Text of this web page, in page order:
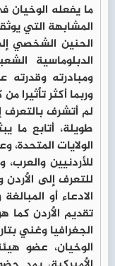
ما يفعله
المشابهة التي
الحنين الشخصي
الدبلوماسية
ومبادرته وقدرته
وربما أكثر تأثيرا
لم أتشرف
طويلة، أتابع ما
الولايات
للأردنيين
للتعرف إلى الأردن
الادعاء أو
تقديم الأردن
الجغرافيا وغني
الوخيان، عضو